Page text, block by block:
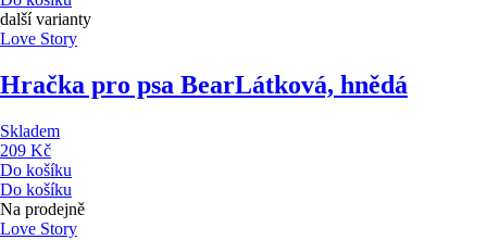
další varianty
Love Story
Hračka pro psa BearLátková, hnědá
Skladem
209 Kč
Do košíku
Do košíku
Na prodejně
Love Story